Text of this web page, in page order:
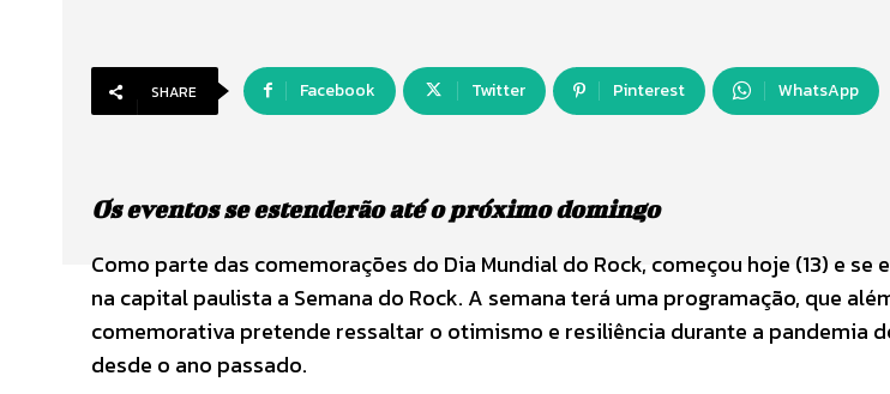
SHARE Facebook Twitter Pinterest WhatsApp
Os eventos se estenderão até o próximo domingo
Como parte das comemorações do Dia Mundial do Rock, começou hoje (13) e se
na capital paulista a Semana do Rock. A semana terá uma programação, que
comemorativa pretende ressaltar o otimismo e resiliência durante a pandemia
desde o ano passado.